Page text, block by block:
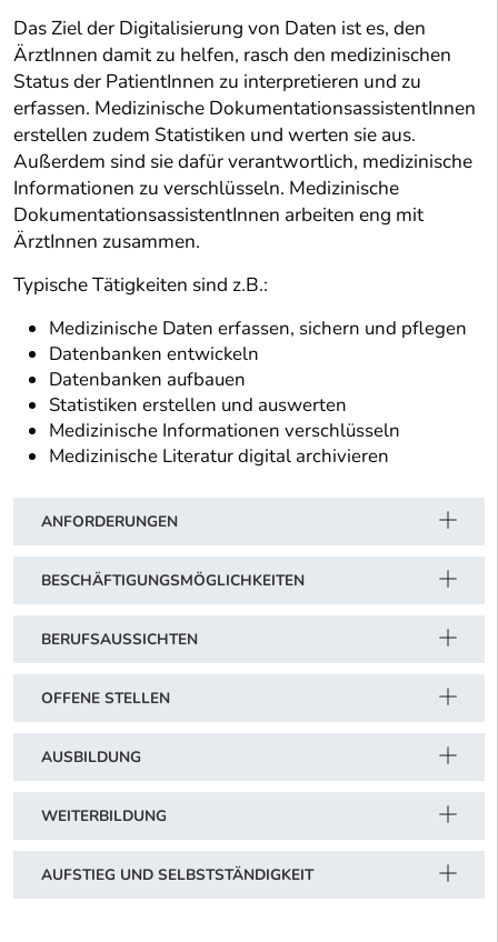
Das Ziel der Digitalisierung von Daten ist es, den
ÄrztInnen damit zu helfen, rasch den medizinischen
Status der PatientInnen zu interpretieren und zu
erfassen. Medizinische DokumentationsassistentInnen
erstellen zudem Statistiken und werten sie aus.
Außerdem sind sie dafür verantwortlich, medizinische
Informationen zu verschlüsseln. Medizinische
DokumentationsassistentInnen arbeiten eng mit
ÄrztInnen zusammen.
Typische Tätigkeiten sind z.B.:
Medizinische Daten erfassen, sichern und pflegen
Datenbanken entwickeln
Datenbanken aufbauen
Statistiken erstellen und auswerten
Medizinische Informationen verschlüsseln
Medizinische Literatur digital archivieren
ANFORDERUNGEN
BESCHÄFTIGUNGSMÖGLICHKEITEN
BERUFSAUSSICHTEN
OFFENE STELLEN
AUSBILDUNG
WEITERBILDUNG
AUFSTIEG UND SELBSTSTÄNDIGKEIT